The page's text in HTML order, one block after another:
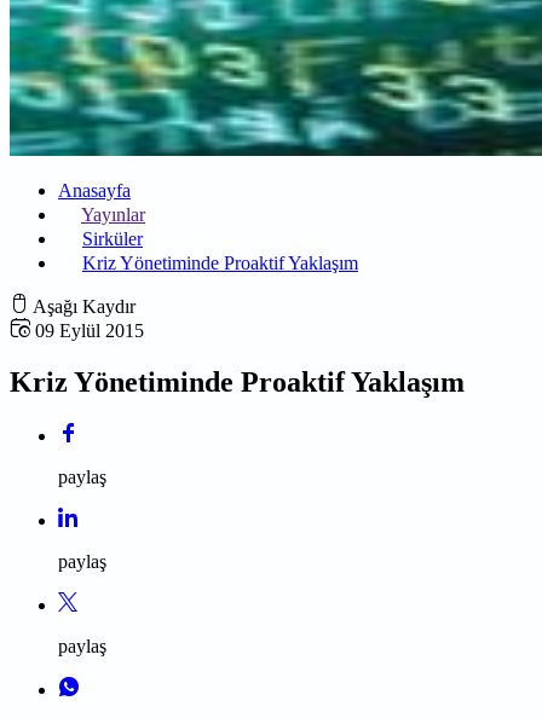
Anasayfa
Yayınlar
Sirküler
Kriz Yönetiminde Proaktif Yaklaşım
Aşağı Kaydır
09 Eylül 2015
Kriz Yönetiminde Proaktif Yaklaşım
paylaş
paylaş
paylaş